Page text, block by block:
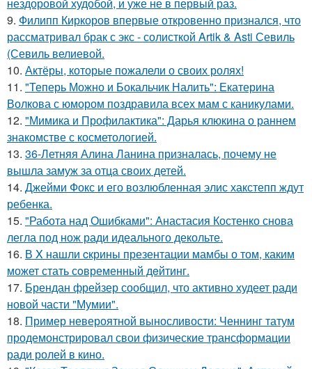
9. Филипп Киркоров впервые откровенно признался, что
рассматривал брак с экс - солисткой Artik & Asti Севиль
(Севиль велиевой.
10. Актёры, которые пожалели о своих ролях!
11. "Теперь Можно и Бокальчик Налить": Екатерина
Волкова с юмором поздравила всех мам с каникулами.
12. "Мимика и Профилактика": Дарья клюкина о раннем
знакомстве с косметологией.
13. 36-Летняя Алина Ланина призналась, почему не
вышла замуж за отца своих детей.
14. Джейми Фокс и его возлюбленная элис хакстепп ждут
ребенка.
15. "Работа над Ошибками": Анастасия Костенко снова
легла под нож ради идеального декольте.
16. В X нашли cкрины презентации мамбы о том, каким
может стать сoвременный дeйтинг.
17. Брендан фрейзер сообщил, что активно худеет ради
новой части "Мумии".
18. Пример невероятной выносливости: Ченнинг татум
продемонстрировал свои физические трансформации
ради ролей в кино.